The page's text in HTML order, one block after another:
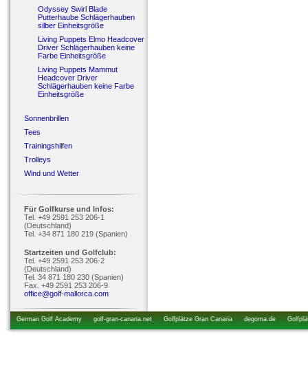
Odyssey Swirl Blade
Putterhaube Schlägerhauben
silber Einheitsgröße
Living Puppets Elmo Headcover
Driver Schlägerhauben keine
Farbe Einheitsgröße
Living Puppets Mammut
Headcover Driver
Schlägerhauben keine Farbe
Einheitsgröße
Sonnenbrillen
Tees
Trainingshilfen
Trolleys
Wind und Wetter
Für Golfkurse und Infos:
Tel. +49 2591 253 206-1
(Deutschland)
Tel. +34 871 180 219 (Spanien)
Startzeiten und Golfclub:
Tel. +49 2591 253 206-2
(Deutschland)
Tel. 34 871 180 230 (Spanien)
Fax. +49 2591 253 206-9
office@golf-mallorca.com
German Golf Academy golf-gran-canaria.net Golfplätze Gran Canaria degoma.de
startzeiten.de golfkurs-urlaub.de